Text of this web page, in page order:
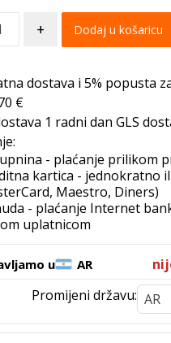
+ Dodaj u košaricu
dostava i 5% popusta
€
1 radni dan GLS
- plaćanje prilikom
kartica - jednokratno
Maestro, Diners)
- plaćanje Internet
uplatnicom
u AR
Promijeni državu: